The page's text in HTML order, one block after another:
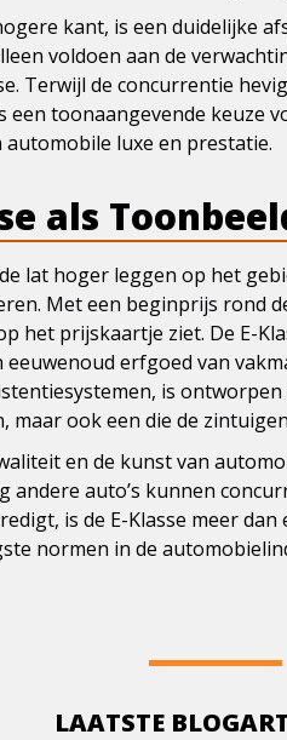
kant, is een duidelijke
voldoen aan de
Terwijl de concurrentie
toonaangevende keuze
luxe en prestatie.
als
lat hoger leggen op het
Met een beginprijs rond
het prijskaartje ziet. De E-
erfgoed van
is
maar ook een die de
en de kunst van
andere auto’s kunnen
is de E-Klasse meer
normen in de
LAATSTE